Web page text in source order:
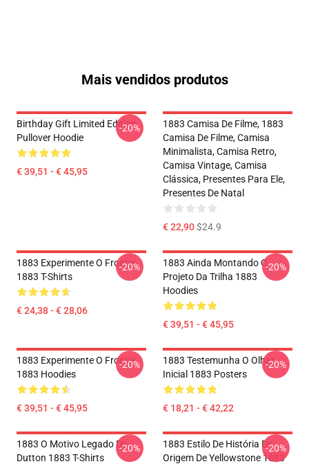
Mais vendidos produtos
Birthday Gift Limited Edition
Pullover Hoodie
€ 39,51 - € 45,95
-20%
1883 Camisa De Filme, 1883
Camisa De Filme, Camisa
Minimalista, Camisa Retro,
Camisa Vintage, Camisa
Clássica, Presentes Para Ele,
Presentes De Natal
€ 22,90$24.9
1883 Experimente O Frontie
1883 T-Shirts
€ 24,38 - € 28,06
-20%
1883 Ainda Montando O
Projeto Da Trilha 1883
Hoodies
€ 39,51 - € 45,95
-20%
1883 Experimente O Frontie
1883 Hoodies
€ 39,51 - € 45,95
-20%
1883 Testemunha O Olhar
Inicial 1883 Posters
€ 18,21 - € 42,22
-20%
1883 O Motivo Legado De
Dutton 1883 T-Shirts
-20%
1883 Estilo De História De
Origem De Yellowstone 1883
-20%